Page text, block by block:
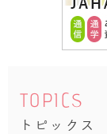
TOPICS
トピックス